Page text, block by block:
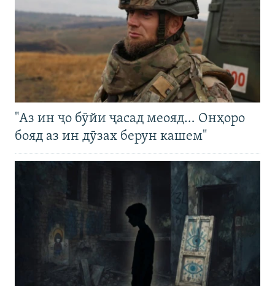
"Аз ин ҷо бӯйи ҷасад меояд… Онҳоро
бояд аз ин дӯзах берун кашем"